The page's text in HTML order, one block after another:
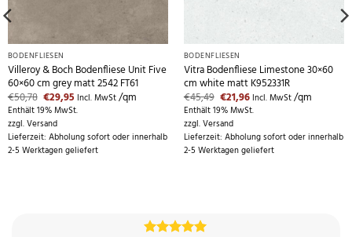
BODENFLIESEN
Villeroy & Boch Bodenfliese Unit Five
60×60 cm grey matt 2542 FT61
€50,78 Ursprünglicher
Preis
war:
€50,78
€29,95Aktueller
Preis
ist:
Incl. MwSt/qm
Enthält 19% MwSt.
zzgl.Versand
Lieferzeit: Abholung sofort oder innerhalb
2-5 Werktagen geliefert
BODENFLIESEN
Vitra Bodenfliese Limestone 30×60
cm white matt K952331R
€45,49 Ursprünglicher
Preis
war:
€45,49
€21,96Aktueller
Preis
ist:
Incl. MwSt/qm
Enthält 19% MwSt.
zzgl.Versand
Lieferzeit: Abholung sofort oder innerhalb
2-5 Werktagen geliefert